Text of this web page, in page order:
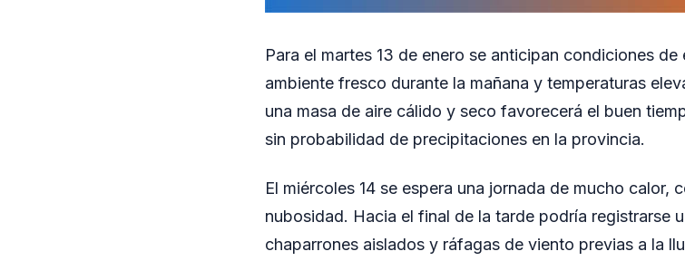
Para el martes 13 de enero se anticipan condiciones
ambiente fresco durante la mañana y temperaturas
una masa de aire cálido y seco favorecerá el buen
sin probabilidad de precipitaciones en la provincia.
El miércoles 14 se espera una jornada de mucho calor,
nubosidad. Hacia el final de la tarde podría registrarse
chaparrones aislados y ráfagas de viento previas a la